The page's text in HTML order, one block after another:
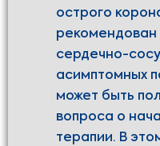
острого
рекомендован
сердечно-
асимптомных
может быть
вопроса о
терапии. В